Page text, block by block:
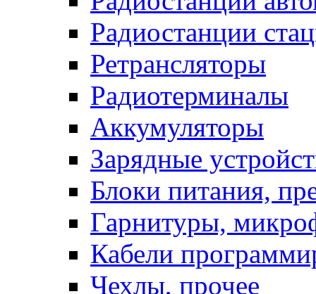
Радиостанции
Ретрансляторы
Радиотерминалы
Аккумуляторы
Зарядные
Блоки питания,
Гарнитуры,
Кабели
Чехлы, прочее